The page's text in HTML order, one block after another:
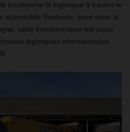
bouleverse la logistique à travers le
automobile Swoboda, basé dans la
cette transformation est aussi
logistiques internationales